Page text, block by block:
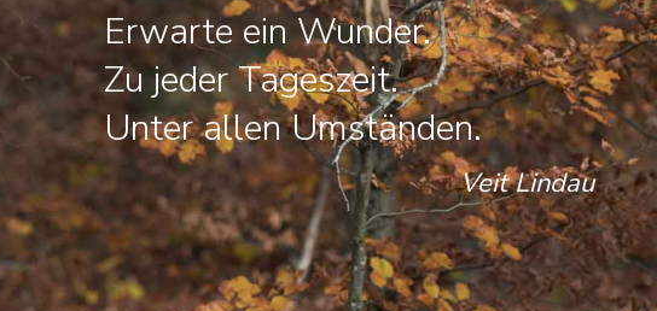
Erwarte ein Wunder.
Zu jeder Tageszeit.
Unter allen Umständen.
Veit Lindau